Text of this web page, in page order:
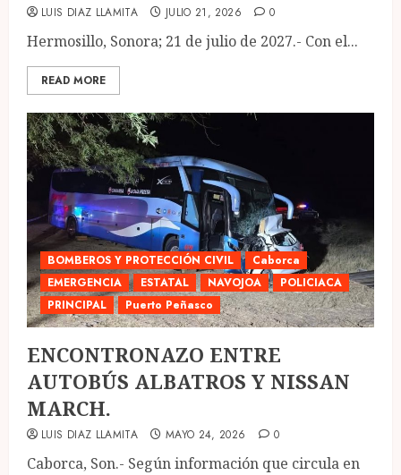
LUIS DIAZ LLAMITA JULIO 21, 2026 0
Hermosillo, Sonora; 21 de julio de 2027.- Con el...
READ MORE
BOMBEROS Y PROTECCIÓN CIVIL
Caborca
EMERGENCIA
ESTATAL NAVOJOA
POLICIACA
PRINCIPAL
Puerto Peñasco
ENCONTRONAZO ENTRE
AUTOBÚS ALBATROS Y NISSAN
MARCH.
LUIS DIAZ LLAMITA MAYO 24, 2026 0
Caborca, Son.- Según información que circula en